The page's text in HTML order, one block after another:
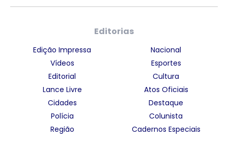
Editorias
Edição Impressa
Vídeos
Editorial
Lance Livre
Cidades
Polícia
Região
Nacional
Esportes
Cultura
Atos Oficiais
Destaque
Colunista
Cadernos Especiais